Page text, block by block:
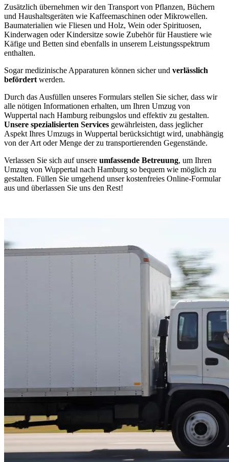
Zusätzlich übernehmen wir den Transport von Pflanzen, Büchern
und Haushaltsgeräten wie Kaffeemaschinen oder Mikrowellen.
Baumaterialien wie Fliesen und Holz, Wein oder Spirituosen,
Kinderwagen oder Kindersitze sowie Zubehör für Haustiere wie
Käfige und Betten sind ebenfalls in unserem Leistungsspektrum
enthalten.
Sogar medizinische Apparaturen können sicher und verlässlich
befördert werden.
Durch das Ausfüllen unseres Formulars stellen Sie sicher, dass wir
alle nötigen Informationen erhalten, um Ihren Umzug von
Wuppertal nach Hamburg reibungslos und effektiv zu gestalten.
Unsere spezialisierten Services gewährleisten, dass jeglicher
Aspekt Ihres Umzugs in Wuppertal berücksichtigt wird, unabhängig
von der Art oder Menge der zu transportierenden Gegenstände.
Verlassen Sie sich auf unsere umfassende Betreuung, um Ihren
Umzug von Wuppertal nach Hamburg so bequem wie möglich zu
gestalten. Füllen Sie umgehend unser kostenfreies Online-Formular
aus und überlassen Sie uns den Rest!